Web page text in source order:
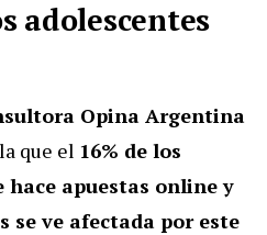
adolescentes
Opina Argentina
que el 16% de los
hace apuestas online y
se ve afectada por este